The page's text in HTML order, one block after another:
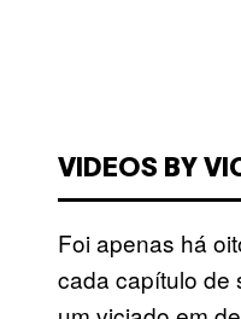
VIDEOS BY
Foi apenas há
cada capítulo de